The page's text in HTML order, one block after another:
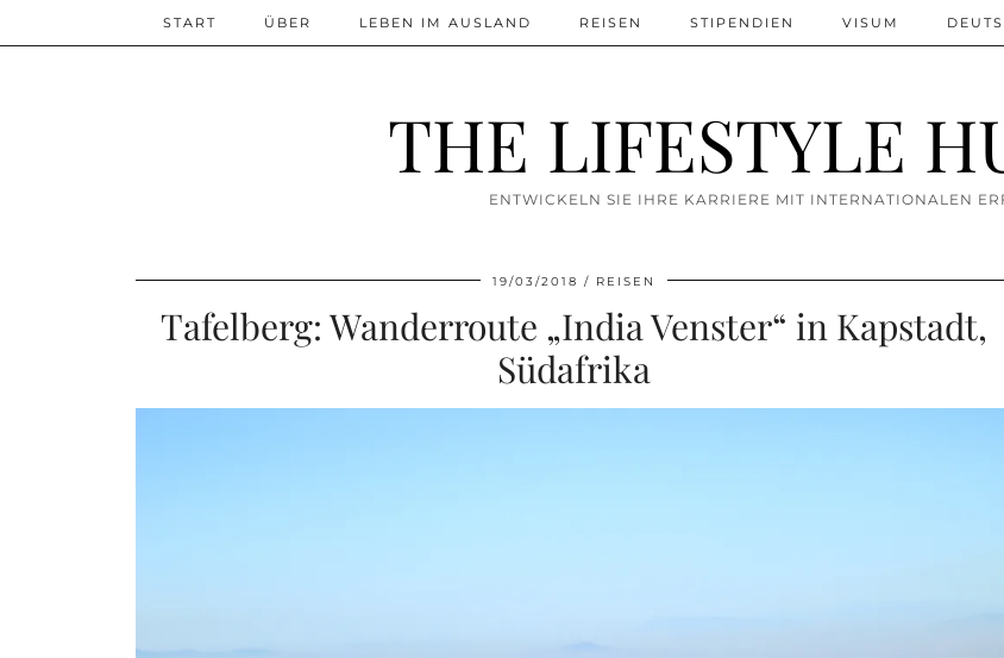
THE LIFESTYLE
ENTWICKELN SIE IHRE KARRIERE MIT INTERNATIONALEN
START ÜBER LEBEN IM AUSLAND REISEN STIPENDIEN VISUM
19/03/2018 REISEN
Tafelberg: Wanderroute „India Venster“ in Kapstadt,
Südafrika